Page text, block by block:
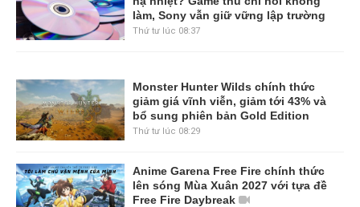
làm, Sony vẫn giữ vững lập trường
Thứ tư lúc 08:37
Monster Hunter Wilds chính thức
giảm giá vĩnh viễn, giảm tới 43% và
bổ sung phiên bản Gold Edition
Thứ tư lúc 08:29
Anime Garena Free Fire chính thức
lên sóng Mùa Xuân 2027 với tựa đề
Free Fire Daybreak